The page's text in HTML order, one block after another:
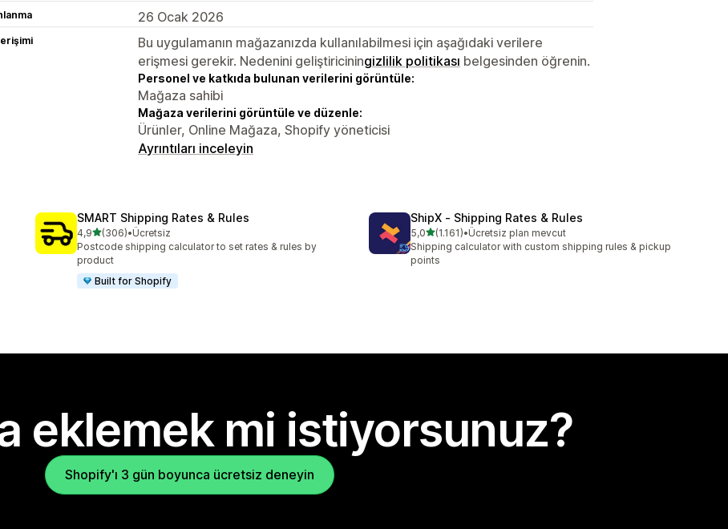
26 Ocak 2026
Bu uygulamanın mağazanızda kullanılabilmesi için aşağıdaki verilere
erişmesi gerekir. Nedenini geliştiriciningizlilik politikası belgesinden öğrenin.
Personel ve katkıda bulunan verilerini görüntüle:
Mağaza sahibi
Mağaza verilerini görüntüle ve düzenle:
Ürünler, Online Mağaza, Shopify yöneticisi
Ayrıntıları inceleyin
SMART Shipping Rates & Rules
4,95 yıldız üzerinden
(306)
toplam 306 değerlendirme
•Ücretsiz
Postcode shipping calculator to set rates & rules by
product
Built for Shopify
ShipX ‑ Shipping Rates & Rules
5,05 yıldız üzerinden
(1.161)
toplam 1161 değerlendirme
•Ücretsiz plan mevcut
Shipping calculator with custom shipping rules & pickup
points
eklemek mi istiyorsunuz?
Shopify'ı 3 gün boyunca ücretsiz deneyin